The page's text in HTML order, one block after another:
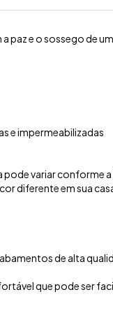
paz e o sossego de
e impermeabilizadas
variar conforme
diferente em sua
de alta
que pode ser